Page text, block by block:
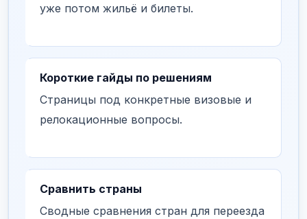
уже потом жильё и билеты.
Короткие гайды по решениям
Страницы под конкретные визовые и
релокационные вопросы.
Сравнить страны
Сводные сравнения стран для переезда